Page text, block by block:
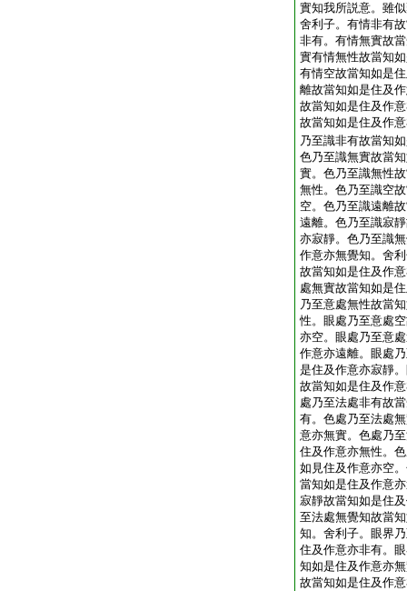
實知我所説意。雖
舍利子。有情非有
非有。有情無實故
實有情無性故當知
有情空故當知如是
離故當知如是住及
故當知如是住及作
故當知如是住及作
乃至識非有故當知
色乃至識無實故當
實。色乃至識無性
無性。色乃至識空
空。色乃至識遠離
遠離。色乃至識寂
亦寂靜。色乃至識
作意亦無覺知。舍
故當知如是住及作
處無實故當知如是
乃至意處無性故當
性。眼處乃至意處
亦空。眼處乃至意
作意亦遠離。眼處
是住及作意亦寂靜
故當知如是住及作
處乃至法處非有故
有。色處乃至法處
意亦無實。色處乃
住及作意亦無性。
如見住及作意亦空
當知如是住及作意
寂靜故當知如是住
至法處無覺知故當
知。舍利子。眼界
住及作意亦非有。
知如是住及作意亦
故當知如是住及作